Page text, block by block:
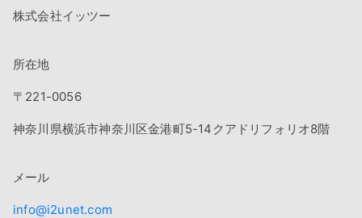
株式会社イッツー
所在地
〒221-0056
神奈川県横浜市神奈川区金港町5-14クアドリフォリオ8階
メール
info@i2unet.com